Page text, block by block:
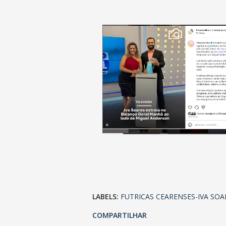
LABELS: FUTRICAS CEARENSES-IVA
COMPARTILHAR